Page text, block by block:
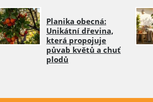
Planika obecná:
Unikátní dřevina,
která propojuje
půvab květů a chuť
plodů